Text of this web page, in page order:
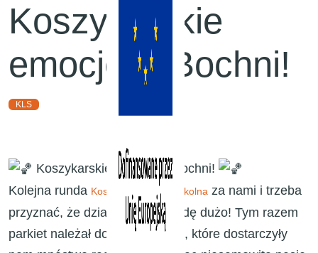
Koszykarskie
emocje w Bochni!
KLS
Koszykarskie emocje w Bochni!
​Kolejna runda Koszykarska Liga Szkolna za nami i trzeba
przyznać, że działo się naprawdę dużo! Tym razem
parkiet należał do dziewczynek, które dostarczyły